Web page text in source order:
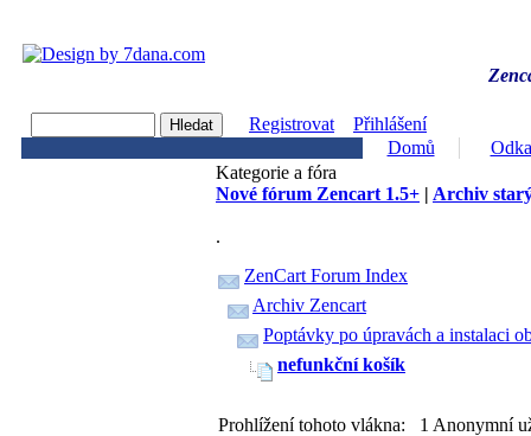
Registrovat
Přihlášení
Domů
Kategorie a fóra
Nové fórum Zencart 1.5+ | Archiv
.
ZenCart Forum Index
Archiv Zencart
Poptávky po úpravách a instalaci
nefunkční košík
Prohlížení tohoto vlákna: 1 Anonymní